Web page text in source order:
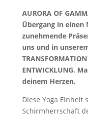
AURORA OF
Übergang in einen
zunehmende
uns und in
ENTWICKLUNG.
deinem Herzen.
Diese Yoga
Schirmherrschaft